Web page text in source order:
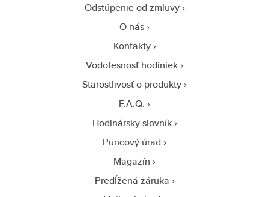
Odstúpenie od zmluvy
O nás
Kontakty
Vodotesnosť hodiniek
Starostlivosť o produkty
F.A.Q.
Hodinársky slovník
Puncový úrad
Magazín
Predĺžená záruka